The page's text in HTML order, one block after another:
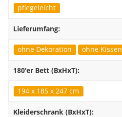
pflegeleicht
Lieferumfang:
ohne Dekoration ohne Kissen
180'er Bett (BxHxT):
194 x 185 x 247 cm
Kleiderschrank (BxHxT):